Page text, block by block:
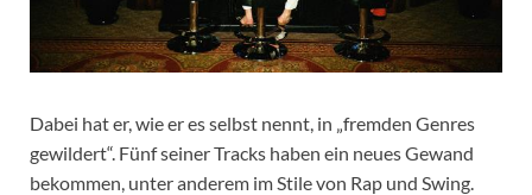
Dabei hat er, wie er es selbst nennt, in „fremden Genres
gewildert“. Fünf seiner Tracks haben ein neues Gewand
bekommen, unter anderem im Stile von Rap und Swing.